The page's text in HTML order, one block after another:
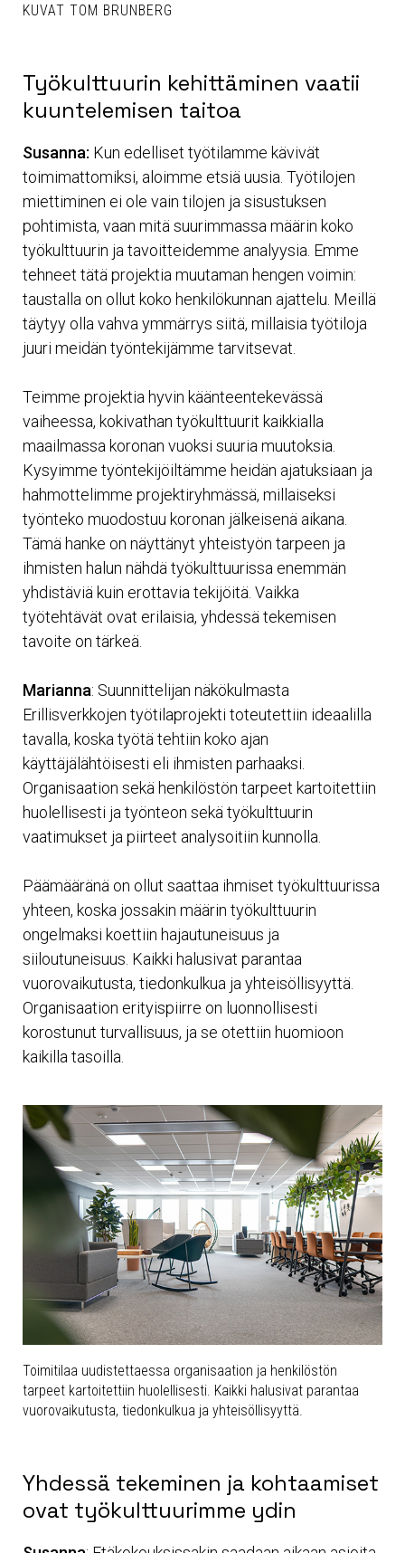
KUVAT TOM BRUNBERG
Työkulttuurin kehittäminen vaatii
kuuntelemisen taitoa
Susanna: Kun edelliset työtilamme kävivät
toimimattomiksi, aloimme etsiä uusia. Työtilojen
miettiminen ei ole vain tilojen ja sisustuksen
pohtimista, vaan mitä suurimmassa määrin koko
työkulttuurin ja tavoitteidemme analyysia. Emme
tehneet tätä projektia muutaman hengen voimin:
taustalla on ollut koko henkilökunnan ajattelu. Meillä
täytyy olla vahva ymmärrys siitä, millaisia työtiloja
juuri meidän työntekijämme tarvitsevat.
Teimme projektia hyvin käänteentekevässä
vaiheessa, kokivathan työkulttuurit kaikkialla
maailmassa koronan vuoksi suuria muutoksia.
Kysyimme työntekijöiltämme heidän ajatuksiaan ja
hahmottelimme projektiryhmässä, millaiseksi
työnteko muodostuu koronan jälkeisenä aikana.
Tämä hanke on näyttänyt yhteistyön tarpeen ja
ihmisten halun nähdä työkulttuurissa enemmän
yhdistäviä kuin erottavia tekijöitä. Vaikka
työtehtävät ovat erilaisia, yhdessä tekemisen
tavoite on tärkeä.
Marianna: Suunnittelijan näkökulmasta
Erillisverkkojen työtilaprojekti toteutettiin ideaalilla
tavalla, koska työtä tehtiin koko ajan
käyttäjälähtöisesti eli ihmisten parhaaksi.
Organisaation sekä henkilöstön tarpeet kartoitettiin
huolellisesti ja työnteon sekä työkulttuurin
vaatimukset ja piirteet analysoitiin kunnolla.
Päämääränä on ollut saattaa ihmiset työkulttuurissa
yhteen, koska jossakin määrin työkulttuurin
ongelmaksi koettiin hajautuneisuus ja
siiloutuneisuus. Kaikki halusivat parantaa
vuorovaikutusta, tiedonkulkua ja yhteisöllisyyttä.
Organisaation erityispiirre on luonnollisesti
korostunut turvallisuus, ja se otettiin huomioon
kaikilla tasoilla.
Toimitilaa uudistettaessa organisaation ja henkilöstön
tarpeet kartoitettiin huolellisesti. Kaikki halusivat parantaa
vuorovaikutusta, tiedonkulkua ja yhteisöllisyyttä.
Yhdessä tekeminen ja kohtaamiset
ovat työkulttuurimme ydin